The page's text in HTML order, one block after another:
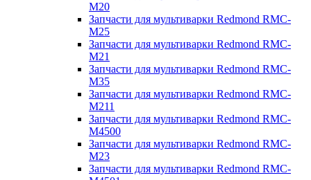
M20
Запчасти для мультиварки Redmond RMC-
M25
Запчасти для мультиварки Redmond RMC-
M21
Запчасти для мультиварки Redmond RMC-
M35
Запчасти для мультиварки Redmond RMC-
M211
Запчасти для мультиварки Redmond RMC-
M4500
Запчасти для мультиварки Redmond RMC-
M23
Запчасти для мультиварки Redmond RMC-